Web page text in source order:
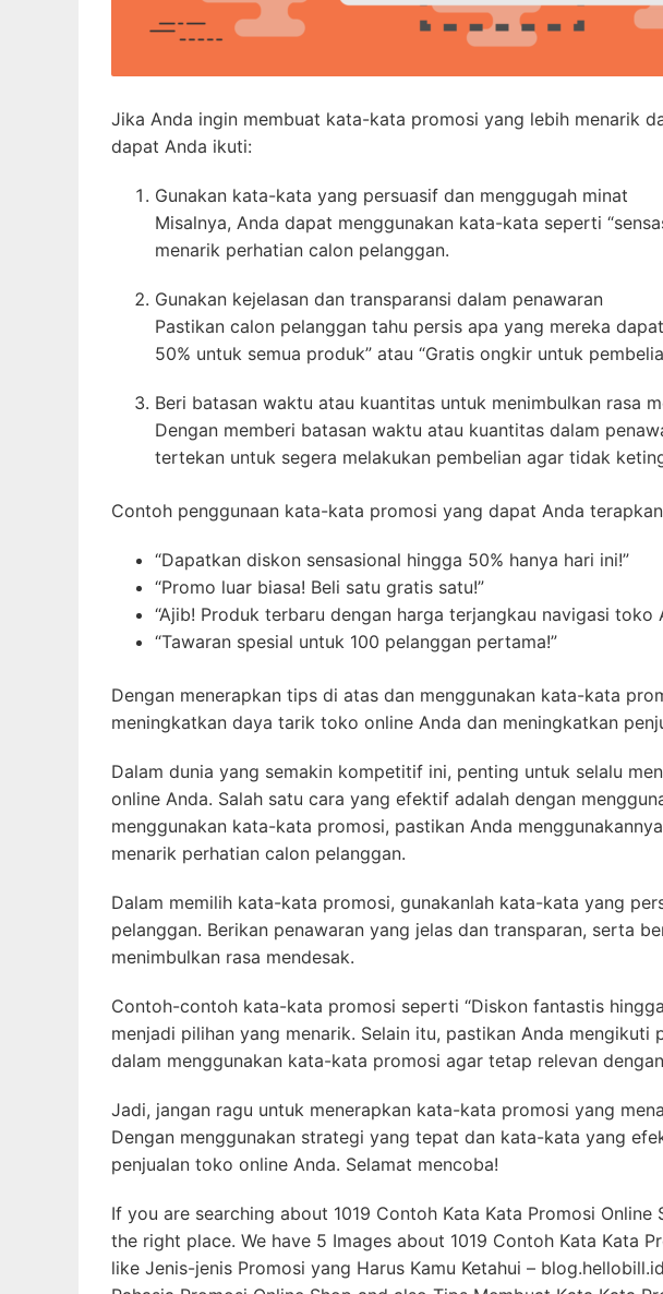
Jika Anda ingin membuat kata-kata promosi yang lebih menarik
dapat Anda ikuti:
Gunakan kata-kata yang persuasif dan menggugah minat
Misalnya, Anda dapat menggunakan kata-kata seperti
menarik perhatian calon pelanggan.
Gunakan kejelasan dan transparansi dalam penawaran
Pastikan calon pelanggan tahu persis apa yang mereka
50% untuk semua produk” atau “Gratis ongkir untuk
Beri batasan waktu atau kuantitas untuk menimbulkan rasa
Dengan memberi batasan waktu atau kuantitas dalam
tertekan untuk segera melakukan pembelian agar tidak
Contoh penggunaan kata-kata promosi yang dapat Anda
“Dapatkan diskon sensasional hingga 50% hanya hari ini!”
“Promo luar biasa! Beli satu gratis satu!”
“Ajib! Produk terbaru dengan harga terjangkau navigasi toko
“Tawaran spesial untuk 100 pelanggan pertama!”
Dengan menerapkan tips di atas dan menggunakan kata-kata
meningkatkan daya tarik toko online Anda dan meningkatkan
Dalam dunia yang semakin kompetitif ini, penting untuk selalu
online Anda. Salah satu cara yang efektif adalah dengan
menggunakan kata-kata promosi, pastikan Anda
menarik perhatian calon pelanggan.
Dalam memilih kata-kata promosi, gunakanlah kata-kata yang
pelanggan. Berikan penawaran yang jelas dan transparan, serta
menimbulkan rasa mendesak.
Contoh-contoh kata-kata promosi seperti “Diskon fantastis
menjadi pilihan yang menarik. Selain itu, pastikan Anda mengikuti
dalam menggunakan kata-kata promosi agar tetap relevan
Jadi, jangan ragu untuk menerapkan kata-kata promosi yang
Dengan menggunakan strategi yang tepat dan kata-kata yang
penjualan toko online Anda. Selamat mencoba!
If you are searching about 1019 Contoh Kata Kata Promosi
the right place. We have 5 Images about 1019 Contoh Kata Kata
like Jenis-jenis Promosi yang Harus Kamu Ketahui –